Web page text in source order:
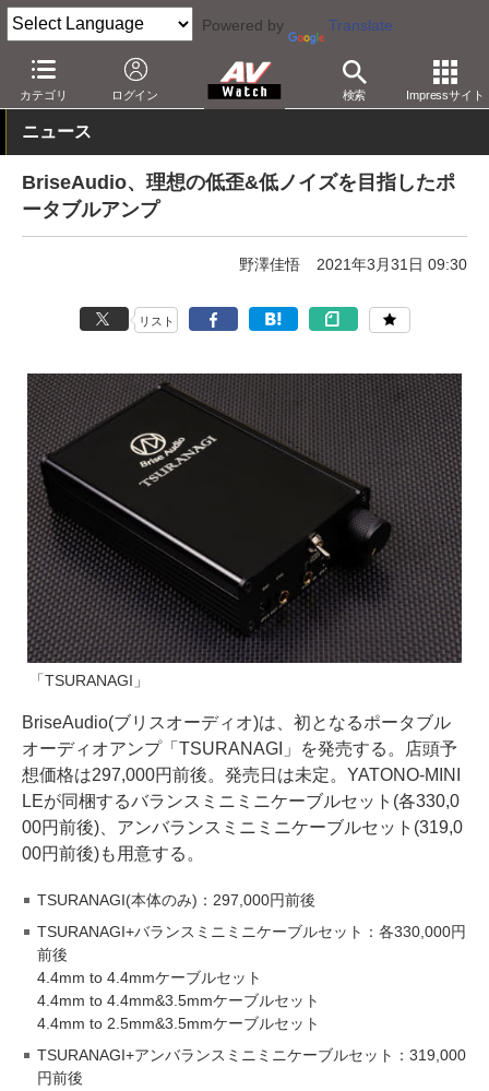
Powered by Translate
カテゴリ ログイン 検索 Impressサイト
AV Watch 製品 ヘッドフォンアンプ その他
ニュース
BriseAudio、理想の低歪&低ノイズを目指したポ
ータブルアンプ
野澤佳悟 2021年3月31日 09:30
リスト
「TSURANAGI」
BriseAudio(ブリスオーディオ)は、初となるポータブル
オーディオアンプ「TSURANAGI」を発売する。店頭予
想価格は297,000円前後。発売日は未定。YATONO-MINI
LEが同梱するバランスミニミニケーブルセット(各330,0
00円前後)、アンバランスミニミニケーブルセット(319,0
00円前後)も用意する。
TSURANAGI(本体のみ)：297,000円前後
TSURANAGI+バランスミニミニケーブルセット：各330,000円
前後
4.4mm to 4.4mmケーブルセット
4.4mm to 4.4mm&3.5mmケーブルセット
4.4mm to 2.5mm&3.5mmケーブルセット
TSURANAGI+アンバランスミニミニケーブルセット：319,000
円前後